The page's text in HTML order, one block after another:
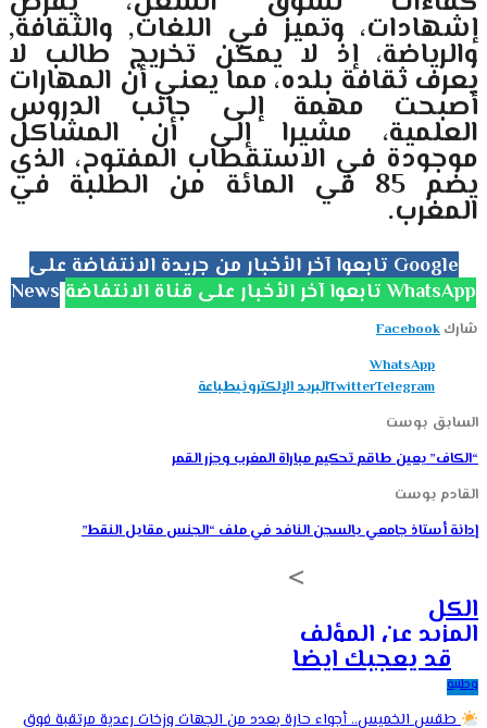
إشهادات، وتميز في اللغات, والثقافة,
والرياضة، إذ لا يمكن تخريج طالب لا
يعرف ثقافة بلده، مما يعني أن المهارات
أصبحت مهمة إلى جانب الدروس
العلمية، مشيرا إلى أن المشاكل
موجودة في الاستقطاب المفتوح، الذي
يضم 85 في المائة من الطلبة في
المغرب.
تابعوا آخر الأخبار من جريدة الانتفاضة على Google
News
تابعوا آخر الأخبار على قناة الانتفاضة WhatsApp
شارك Facebook
WhatsApp
TwitterTelegram البريد الإلكترونيطباعة
السابق بوست
“الكاف” يعين طاقم تحكيم مباراة المغرب وجزر القمر
القادم بوست
إدانة أستاذ جامعي بالسجن النافد في ملف “الجنس مقابل النقط”
الكل
المزيد عن المؤلف
قد يعجبك ايضا
وطنية
طقس الخميس.. أجواء حارة بعدد من الجهات وزخات رعدية مرتقبة فوق